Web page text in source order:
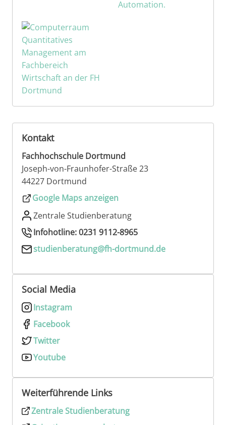
Kontakt
Fachhochschule Dortmund
Joseph-von-Fraunhofer-Straße 23
44227 Dortmund
Google Maps anzeigen
Zentrale Studienberatung
Infohotline: 0231 9112-8965
studienberatung@fh-dortmund.de
Social Media
Instagram
Facebook
Twitter
Youtube
Weiterführende Links
Zentrale Studienberatung